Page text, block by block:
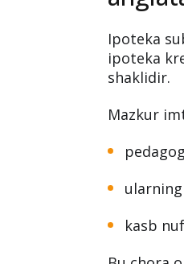
Ushbu
olgan
Ipoteka
shaklidir.
Mazkur